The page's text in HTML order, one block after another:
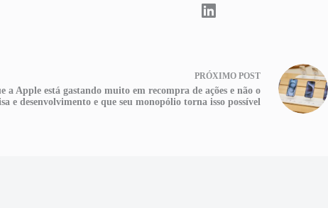
PRÓXIMO POST
a Apple está gastando muito em recompra de ações e não o
e desenvolvimento e que seu monopólio torna isso possível